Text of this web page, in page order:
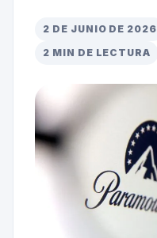
2 DE JUNIO DE 2026
2 MIN DE LECTURA